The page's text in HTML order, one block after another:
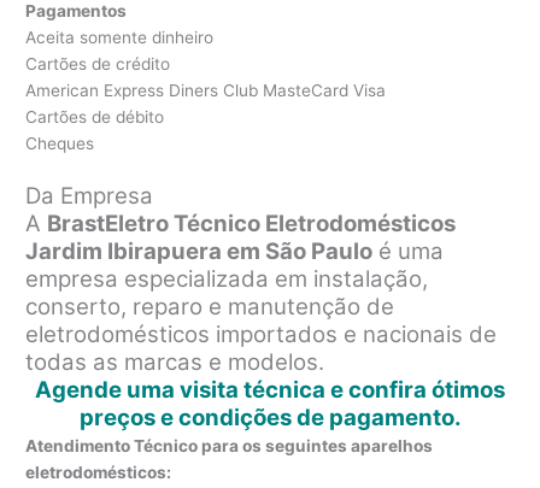
Pagamentos
Aceita somente dinheiro
Cartões de crédito
American Express Diners Club MasteCard Visa
Cartões de débito
Cheques
Da Empresa
A BrastEletro Técnico Eletrodomésticos
Jardim Ibirapuera em São Paulo é uma
empresa especializada em instalação,
conserto, reparo e manutenção de
eletrodomésticos importados e nacionais de
todas as marcas e modelos.
Agende uma visita técnica e confira ótimos
preços e condições de pagamento.
Atendimento Técnico para os seguintes aparelhos
eletrodomésticos: